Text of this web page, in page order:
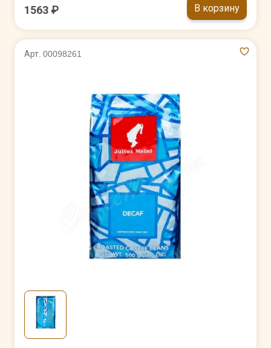
1563 ₽ В корзину
Арт. 00098261